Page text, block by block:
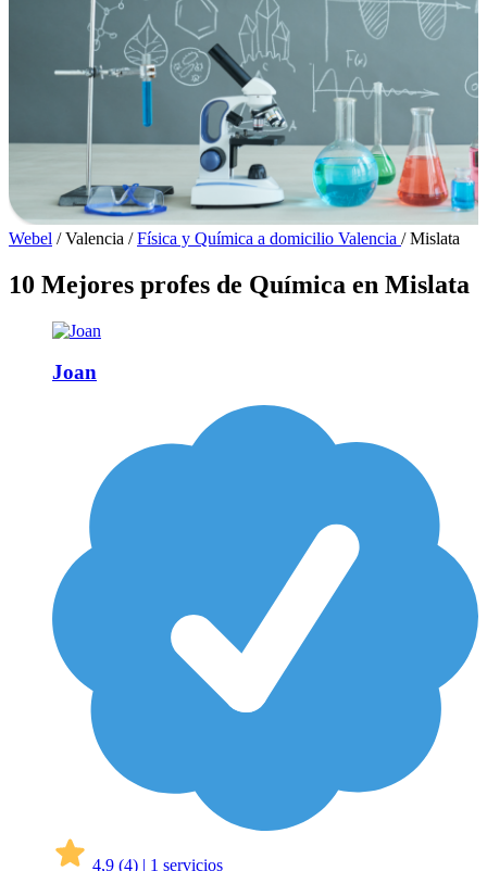
Webel / Valencia / Física y Química a domicilio Valencia / Mislata
10 Mejores profes de Química en Mislata
Joan
4,9 (4) | 1 servicios